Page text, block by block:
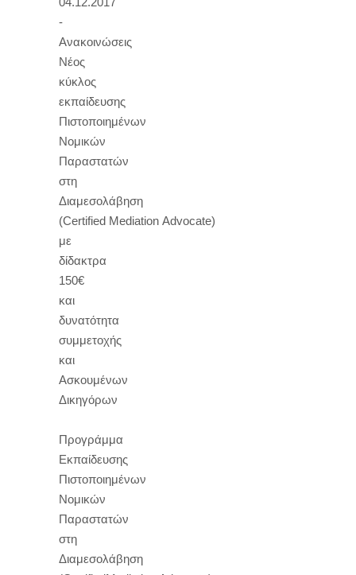
-
Ανακοινώσεις
Νέος
κύκλος
εκπαίδευσης
Πιστοποιημένων
Νομικών
Παραστατών
στη
Διαμεσολάβηση
(Certified Mediation Advocate)
με
δίδακτρα
150€
και
δυνατότητα
συμμετοχής
και
Ασκουμένων
Δικηγόρων
Προγράμμα
Εκπαίδευσης
Πιστοποιημένων
Νομικών
Παραστατών
στη
Διαμεσολάβηση